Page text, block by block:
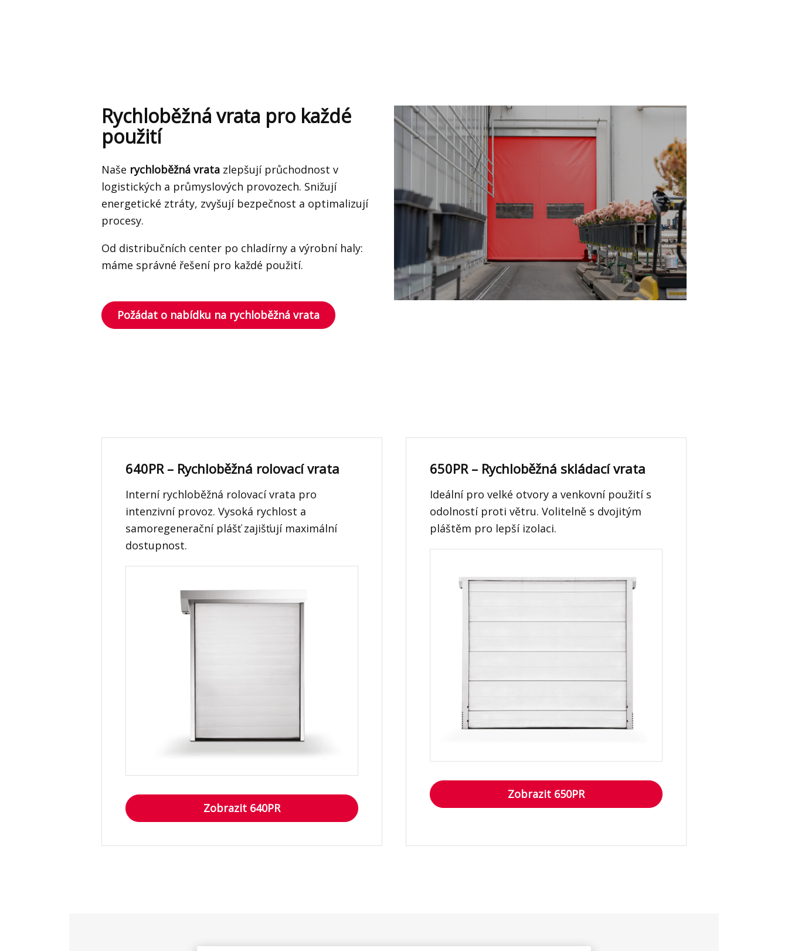
Rychloběžná vrata pro každé
použití
Naše rychloběžná vrata zlepšují průchodnost v
logistických a průmyslových provozech. Snižují
energetické ztráty, zvyšují bezpečnost a optimalizují
procesy.
Od distribučních center po chladírny a výrobní haly:
máme správné řešení pro každé použití.
Požádat o nabídku na rychloběžná vrata
640PR – Rychloběžná rolovací vrata
Interní rychloběžná rolovací vrata pro
intenzivní provoz. Vysoká rychlost a
samoregenerační plášť zajišťují maximální
dostupnost.
Zobrazit 640PR
650PR – Rychloběžná skládací vrata
Ideální pro velké otvory a venkovní použití s
odolností proti větru. Volitelně s dvojitým
pláštěm pro lepší izolaci.
Zobrazit 650PR